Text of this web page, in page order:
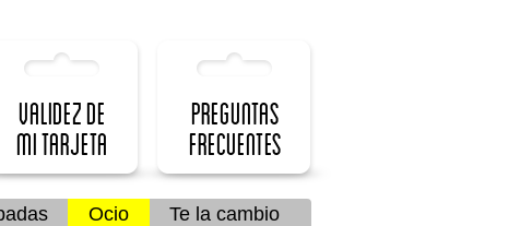
Validez de
mi Tarjeta
Preguntas
frecuentes
Ocio Te la cambio